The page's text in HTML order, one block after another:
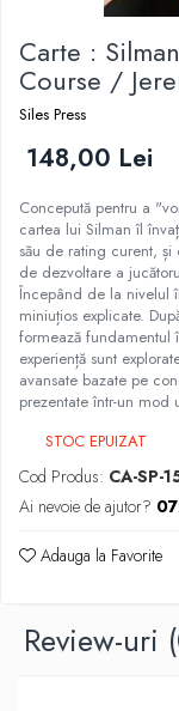
Finaluri
Instruire Generala
Instruire Generala
Lemn De Boxwood
Lemn De Carpen
Lemn De Sheesham
Piese de sah DGT
Piese De Sah
Piese Din Lemn
Piese Din Plastic
Piese sah
Piese Sah Tematice
Sah Magnetic India
Carte :
Course /
Siles Press
148,00 Lei
Concepută pentru a
cartea lui Silman îl
său de rating curent, și
de dezvoltare a
Începând de la nivelul
miniuțios explicate.
formează fundamentul
experiență sunt
avansate bazate pe
prezentate într-un mod
STOC EPUIZAT
Cod Produs: CA-SP-
Ai nevoie de ajutor?
Adauga la Favorite
Review-uri